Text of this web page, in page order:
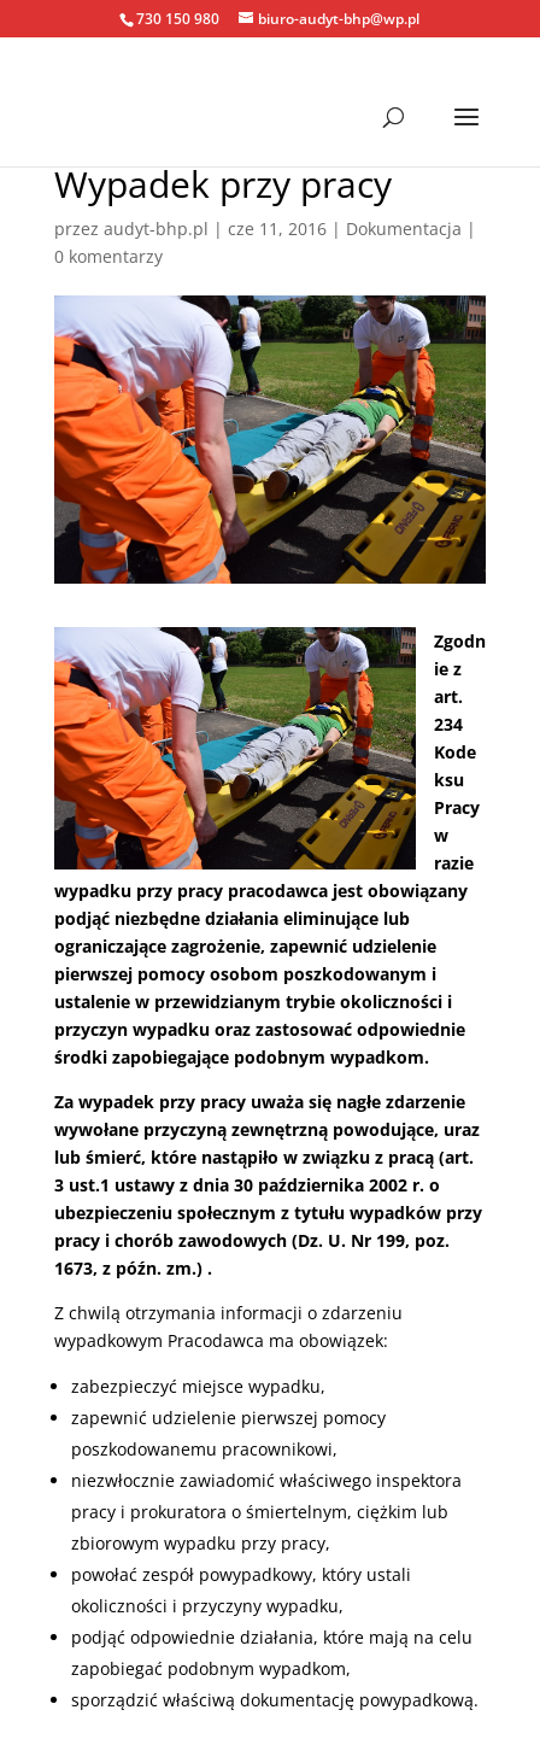
730 150 980 biuro-audyt-bhp@wp.pl
Wypadek przy pracy
przez audyt-bhp.pl | cze 11, 2016| Dokumentacja |
0 komentarzy
Zgodn
ie z
art.
234
Kode
ksu
Pracy
w
razie
wypadku przy pracy pracodawca jest obowiązany
podjąć niezbędne działania eliminujące lub
ograniczające zagrożenie, zapewnić udzielenie
pierwszej pomocy osobom poszkodowanym i
ustalenie w przewidzianym trybie okoliczności i
przyczyn wypadku oraz zastosować odpowiednie
środki zapobiegające podobnym wypadkom.
Za wypadek przy pracy uważa się nagłe zdarzenie
wywołane przyczyną zewnętrzną powodujące, uraz
lub śmierć, które nastąpiło w związku z pracą (art.
3 ust.1 ustawy z dnia 30 października 2002 r. o
ubezpieczeniu społecznym z tytułu wypadków przy
pracy i chorób zawodowych (Dz. U. Nr 199, poz.
1673, z późn. zm.) .
Z chwilą otrzymania informacji o zdarzeniu
wypadkowym Pracodawca ma obowiązek:
zabezpieczyć miejsce wypadku,
zapewnić udzielenie pierwszej pomocy
poszkodowanemu pracownikowi,
niezwłocznie zawiadomić właściwego inspektora
pracy i prokuratora o śmiertelnym, ciężkim lub
zbiorowym wypadku przy pracy,
powołać zespół powypadkowy, który ustali
okoliczności i przyczyny wypadku,
podjąć odpowiednie działania, które mają na celu
zapobiegać podobnym wypadkom,
sporządzić właściwą dokumentację powypadkową.